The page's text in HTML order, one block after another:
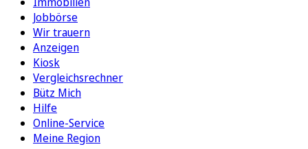
Jobbörse
Wir trauern
Anzeigen
Kiosk
Vergleichsrechner
Bütz Mich
Hilfe
Online-Service
Meine Region